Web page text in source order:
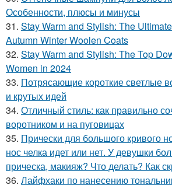
Особенности, плюсы и минусы
31. Stay Warm and Stylish: The
Autumn Winter Woolen Coats
32. Stay Warm and Stylish: The Top
Women in 2024
33. Потрясающие короткие светлые
и крутых идей
34. Отличный стиль: как правильно
воротником и на пуговицах
35. Прически для большого кривого
нос челка идет или нет. У девушки
прическа, макияж? Что делать? Как
36. Лайфхаки по нанесению